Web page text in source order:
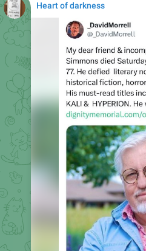
Heart of darkness